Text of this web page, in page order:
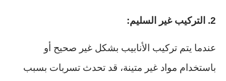
2. التركيب غير السليم:
عندما يتم تركيب الأنابيب بشكل غير صحيح أو
باستخدام مواد غير متينة، قد تحدث تسربات بسبب